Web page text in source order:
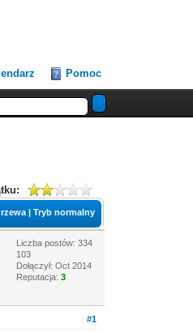
Pomoc
|Tryb normalny
Liczba postów: 334
103
Dołączył: Oct 2014
Reputacja: 3
#1